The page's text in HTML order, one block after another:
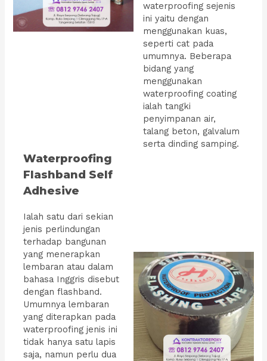
waterproofing sejenis
ini yaitu dengan
menggunakan kuas,
seperti cat pada
umumnya. Beberapa
bidang yang
menggunakan
waterproofing coating
ialah tangki
penyimpanan air,
talang beton, galvalum
serta dinding samping.
Waterproofing
Flashband Self
Adhesive
Ialah satu dari sekian
jenis perlindungan
terhadap bangunan
yang menerapkan
lembaran atau dalam
bahasa Inggris disebut
dengan flashband.
Umumnya lembaran
yang diterapkan pada
waterproofing jenis ini
tidak hanya satu lapis
saja, namun perlu dua